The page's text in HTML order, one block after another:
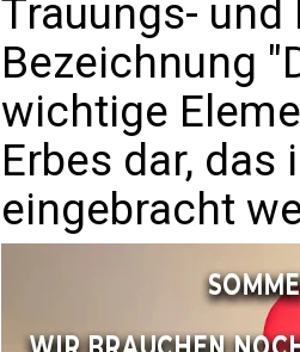
Trauungs-
Bezeichnung
wichtige
Erbes dar,
eingebracht